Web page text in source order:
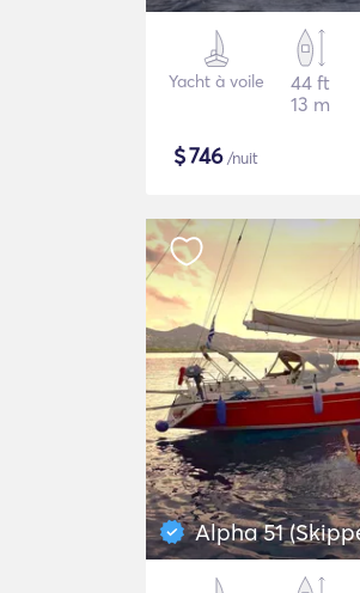
Yacht à voile
44 ft
13 m
$746/nuit
Alpha 51